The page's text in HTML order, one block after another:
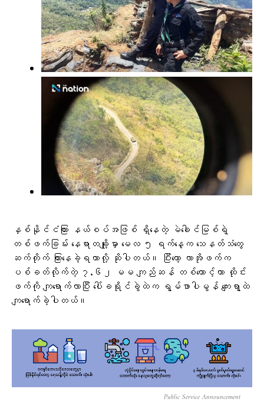
နှစ်နိုင်ငံကြား နယ်စပ်အဖြစ် ရှိနေတဲ့ မဲခေါင်မြစ်ရဲ့
တစ်ဖက်ခြမ်း နေရာတချို့မှာ မေလ ၅ ရက်နေ့က သေနတ်သံတွေ
ဆက်တိုက် ကြားနေခဲ့ရတာလို့ ဆိုပါတယ်။ ပြီးတော့ လာအိုဖက်က
ပစ်ခတ်လိုက်တဲ့ ၇.၆၂ မမ ကျည်ဆန် တစ်တောင့်ဟာ ထိုင်း
ဖက်ကို ကျရောက်လာပြီး ပေါ်ခရိုင်ခွဲထဲက ရွမ်ဖာပါမွန် ကျေးရွာထဲ
ကျရောက်ခဲ့ပါတယ်။
Public Service Announcement